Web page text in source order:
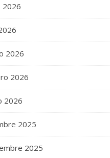
2026
2026
2026
2026
2025
2025